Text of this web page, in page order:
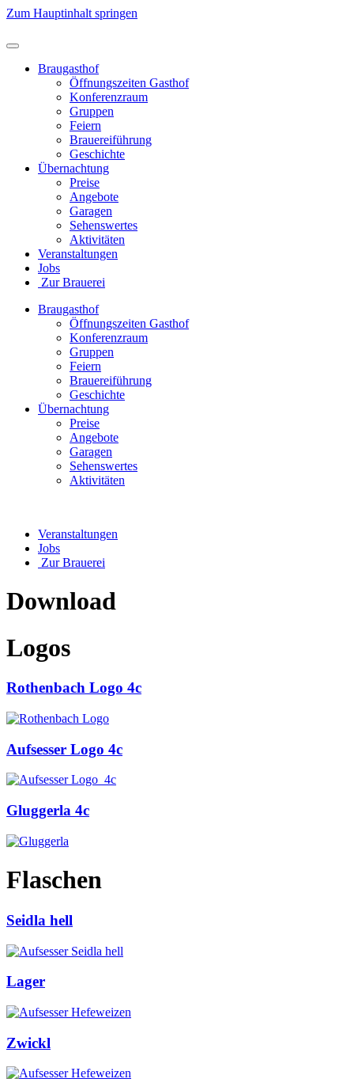
Zum Hauptinhalt springen
Braugasthof
Öffnungszeiten Gasthof
Konferenzraum
Gruppen
Feiern
Brauereiführung
Geschichte
Übernachtung
Preise
Angebote
Garagen
Sehenswertes
Aktivitäten
Veranstaltungen
Jobs
Zur Brauerei
Braugasthof
Öffnungszeiten Gasthof
Konferenzraum
Gruppen
Feiern
Brauereiführung
Geschichte
Übernachtung
Preise
Angebote
Garagen
Sehenswertes
Aktivitäten
Veranstaltungen
Jobs
Zur Brauerei
Download
Logos
Rothenbach Logo 4c
Aufsesser Logo 4c
Gluggerla 4c
Flaschen
Seidla hell
Lager
Zwickl